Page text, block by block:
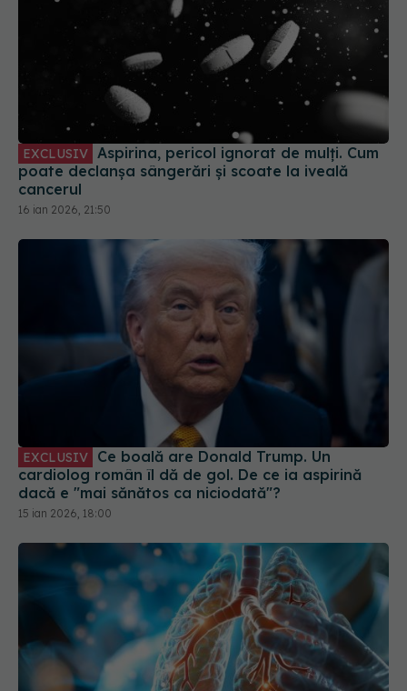
EXCLUSIV
poate declanșa sângerări și scoate la iveală
cancerul
16 ian 2026, 21:50
EXCLUSIV
cardiolog român îl dă de gol. De ce ia aspirină
dacă e "mai sănătos ca niciodată"?
15 ian 2026, 18:00